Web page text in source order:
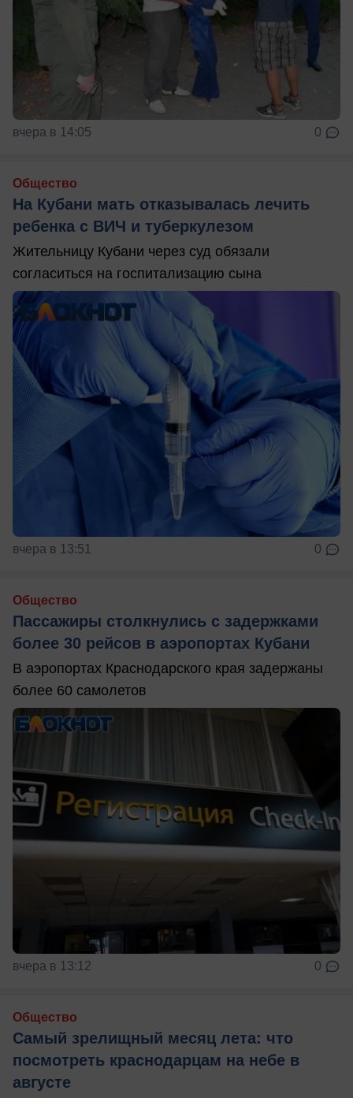
вчера в 14:05 0
Общество
На Кубани мать отказывалась лечить
ребенка с ВИЧ и туберкулезом
Жительницу Кубани через суд обязали
согласиться на госпитализацию сына
вчера в 13:51 0
Общество
Пассажиры столкнулись с задержками
более 30 рейсов в аэропортах Кубани
В аэропортах Краснодарского края задержаны
более 60 самолетов
вчера в 13:12 0
Общество
Самый зрелищный месяц лета: что
посмотреть краснодарцам на небе в
августе